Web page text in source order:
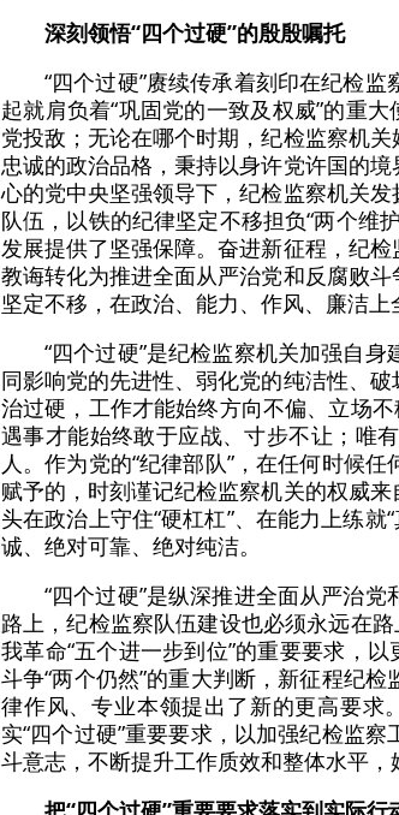
深刻领悟“四个过硬”的殷殷嘱托
“四个过硬”赓续传承着刻印在纪检
起就肩负着“巩固党的一致及权威”的重
党投敌；无论在哪个时期，纪检监察机
忠诚的政治品格，秉持以身许党许国的
心的党中央坚强领导下，纪检监察机关
队伍，以铁的纪律坚定不移担负“两个维
发展提供了坚强保障。奋进新征程，纪
教诲转化为推进全面从严治党和反腐败
坚定不移，在政治、能力、作风、廉洁上
“四个过硬”是纪检监察机关加强自
同影响党的先进性、弱化党的纯洁性、
治过硬，工作才能始终方向不偏、立场
遇事才能始终敢于应战、寸步不让；唯
人。作为党的“纪律部队”，在任何时候
赋予的，时刻谨记纪检监察机关的权威
头在政治上守住“硬杠杠”、在能力上练就
诚、绝对可靠、绝对纯洁。
“四个过硬”是纵深推进全面从严治
路上，纪检监察队伍建设也必须永远在
我革命“五个进一步到位”的重要要求，
斗争“两个仍然”的重大判断，新征程纪
律作风、专业本领提出了新的更高要求
实“四个过硬”重要要求，以加强纪检监
斗意志，不断提升工作质效和整体水平，